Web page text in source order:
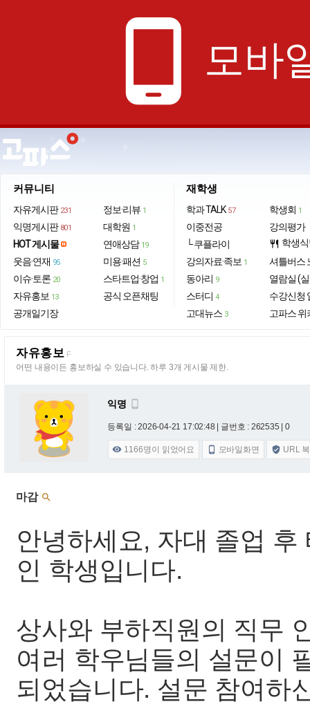
phone_android 모바
커뮤니티
자유게시판 231
익명게시판 801
HOT 게시물
웃음·연재 95
이슈·토론 20
자유홍보 13
공개일기장
정보·리뷰 1
대학원 1
연애상담 19
미용·패션 5
스타트업·창업 1
공식 오픈채팅
재학생
학과 TALK 57
이중전공
└ 쿠플라이
강의자료·족보 1
동아리 9
스터디 4
고대뉴스 3
학생회 1
강의평가
restaurant 학생
셔틀버스
열람실 (
수강신청
고파스 위
자유홍보 F
어떤 내용이든 홍보하실 수 있습니다. 하루 3개 게시물 제한.
익명 
등록일 : 2026-04-21 17:02:48 | 글번호 : 262535 | 0
 1166명이 읽었어요  모바일화면  URL
마감 
안녕하세요, 자대 졸업
인 학생입니다.
상사와 부하직원의 직무
여러 학우님들의 설문이
되었습니다. 설문 참여하